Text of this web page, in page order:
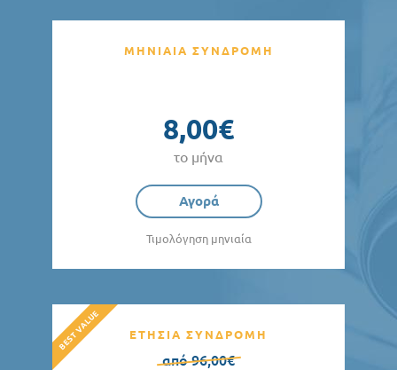
ΜΗΝΙΑΙΑ ΣΥΝΔΡΟΜΗ
8,00€
το μήνα
Αγορά
Τιμολόγηση μηνιαία
ΕΤΗΣΙΑ ΣΥΝΔΡΟΜΗ
από 96,00€